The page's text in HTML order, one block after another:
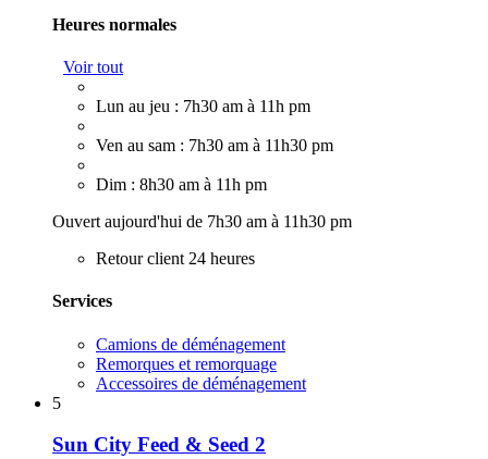
Heures normales
Voir tout
Lun au jeu : 7h30 am à 11h pm
Ven au sam : 7h30 am à 11h30 pm
Dim : 8h30 am à 11h pm
Ouvert aujourd'hui de 7h30 am à 11h30 pm
Retour client 24 heures
Services
Camions de déménagement
Remorques et remorquage
Accessoires de déménagement
5
Sun City Feed & Seed 2